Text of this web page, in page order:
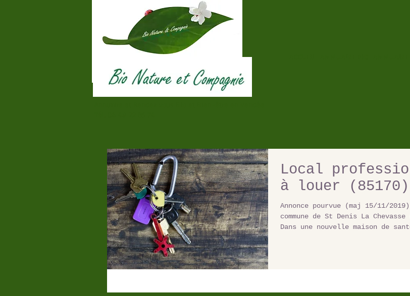
Local
à louer (85170)
Annonce pourvue (maj 15/11/
commune de St Denis La
Dans une nouvelle maison de